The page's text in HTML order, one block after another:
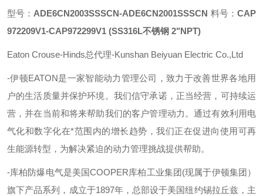
型号： ADE6CN2003SSSCN-ADE6CN2001SSSCN 料号：CAP
972209V1-CAP972299V1 (SS316L不锈钢 2"NPT)
Eaton Crouse-Hinds总代理-Kunshan Beiyuan Electric Co.,Ltd
-伊顿EATON是一家智能动力管理公司，致力于改善世界各地用
户的生活质量并保护环境。我们信守承诺，正当经营，可持续运
营，并在当前和将来帮助我们的客户管理动力。通过有效利用电
气化和数字化在*范围内的增长趋势，我们正在促进向使用可再
生能源转型，为解决紧迫的动力管理挑战提供帮助。
-库柏防爆电气是美国COOPER库柏工业集团(现属于伊顿集团）
旗下产品系列，成立于1897年，总部设于美国纽约锡拉丘兹，主